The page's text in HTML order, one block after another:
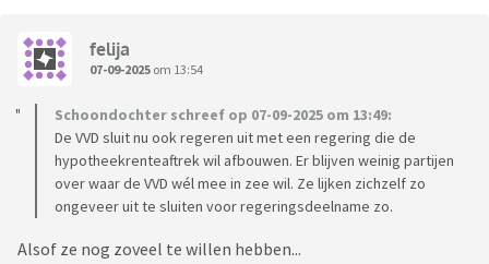
felija
07-09-2025 om 13:54
Schoondochter schreef op 07-09-2025 om 13:49:
De VVD sluit nu ook regeren uit met een regering die de
hypotheekrenteaftrek wil afbouwen. Er blijven weinig partijen
over waar de VVD wél mee in zee wil. Ze lijken zichzelf zo
ongeveer uit te sluiten voor regeringsdeelname zo.
Alsof ze nog zoveel te willen hebben...